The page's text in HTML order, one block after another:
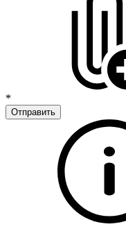
*
Отправить